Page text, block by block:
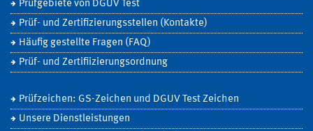
Prüfgebiete von DGUV Test
Prüf- und Zertifizierungsstellen (Kontakte)
Häufig gestellte Fragen (FAQ)
Prüf- und Zertifiizierungsordnung
Prüfzeichen: GS-Zeichen und DGUV Test Zeichen
Unsere Dienstleistungen